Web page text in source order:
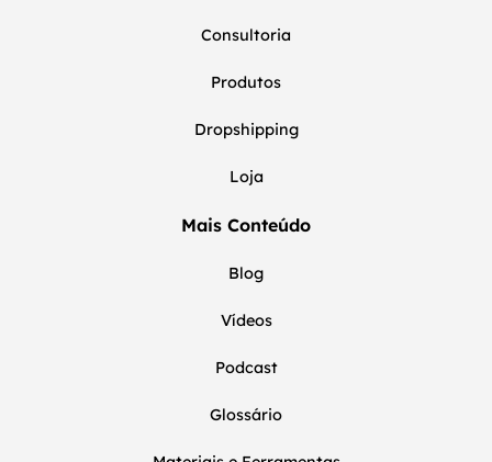
Consultoria
Produtos
Dropshipping
Loja
Mais Conteúdo
Blog
Vídeos
Podcast
Glossário